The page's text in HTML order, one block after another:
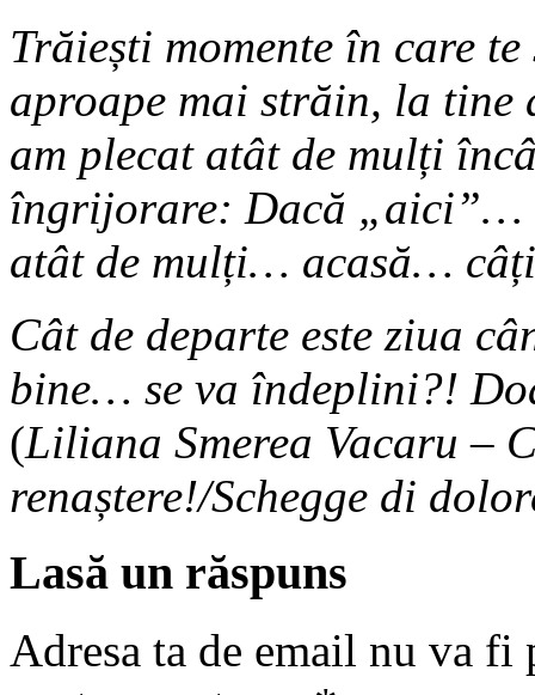
Trăiești momente în care
aproape mai străin, la tine
am plecat atât de mulți
îngrijorare: Dacă „aici”…
atât de mulți… acasă…
Cât de departe este ziua
bine… se va îndeplini?!
(Liliana Smerea Vacaru –
renaștere!/Schegge di
Lasă un răspuns
Adresa ta de email nu va fi